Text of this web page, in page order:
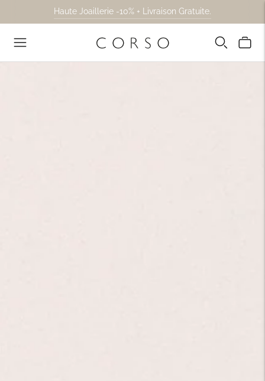
Collection Koi Exclusive en Ligne